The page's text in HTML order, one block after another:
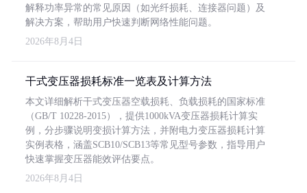
解释功率异常的常见原因（如光纤损耗、连接器问题）及
解决方案，帮助用户快速判断网络性能问题。
2026年8月4日
干式变压器损耗标准一览表及计算方法
本文详细解析干式变压器空载损耗、负载损耗的国家标准
（GB/T 10228-2015），提供1000kVA变压器损耗计算实
例，分步骤说明变损计算方法，并附电力变压器损耗计算
实例表格，涵盖SCB10/SCB13等常见型号参数，指导用户
快速掌握变压器能效评估要点。
2026年8月4日